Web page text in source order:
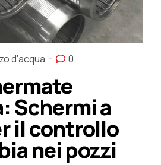
d'acqua 0
Schermi a
il controllo
nei pozzi